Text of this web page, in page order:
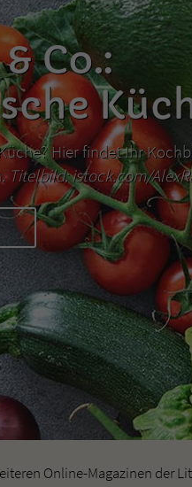
Co.:
Hier findet Ihr
Titelbild: istock.com/
Online-Magazinen der